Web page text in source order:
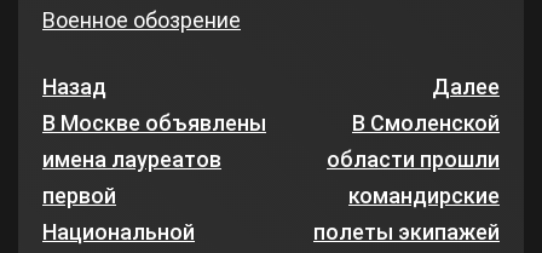
Военное обозрение
Назад
В Москве объявлены
имена лауреатов
первой
Национальной
Далее
В Смоленской
области прошли
командирские
полеты экипажей